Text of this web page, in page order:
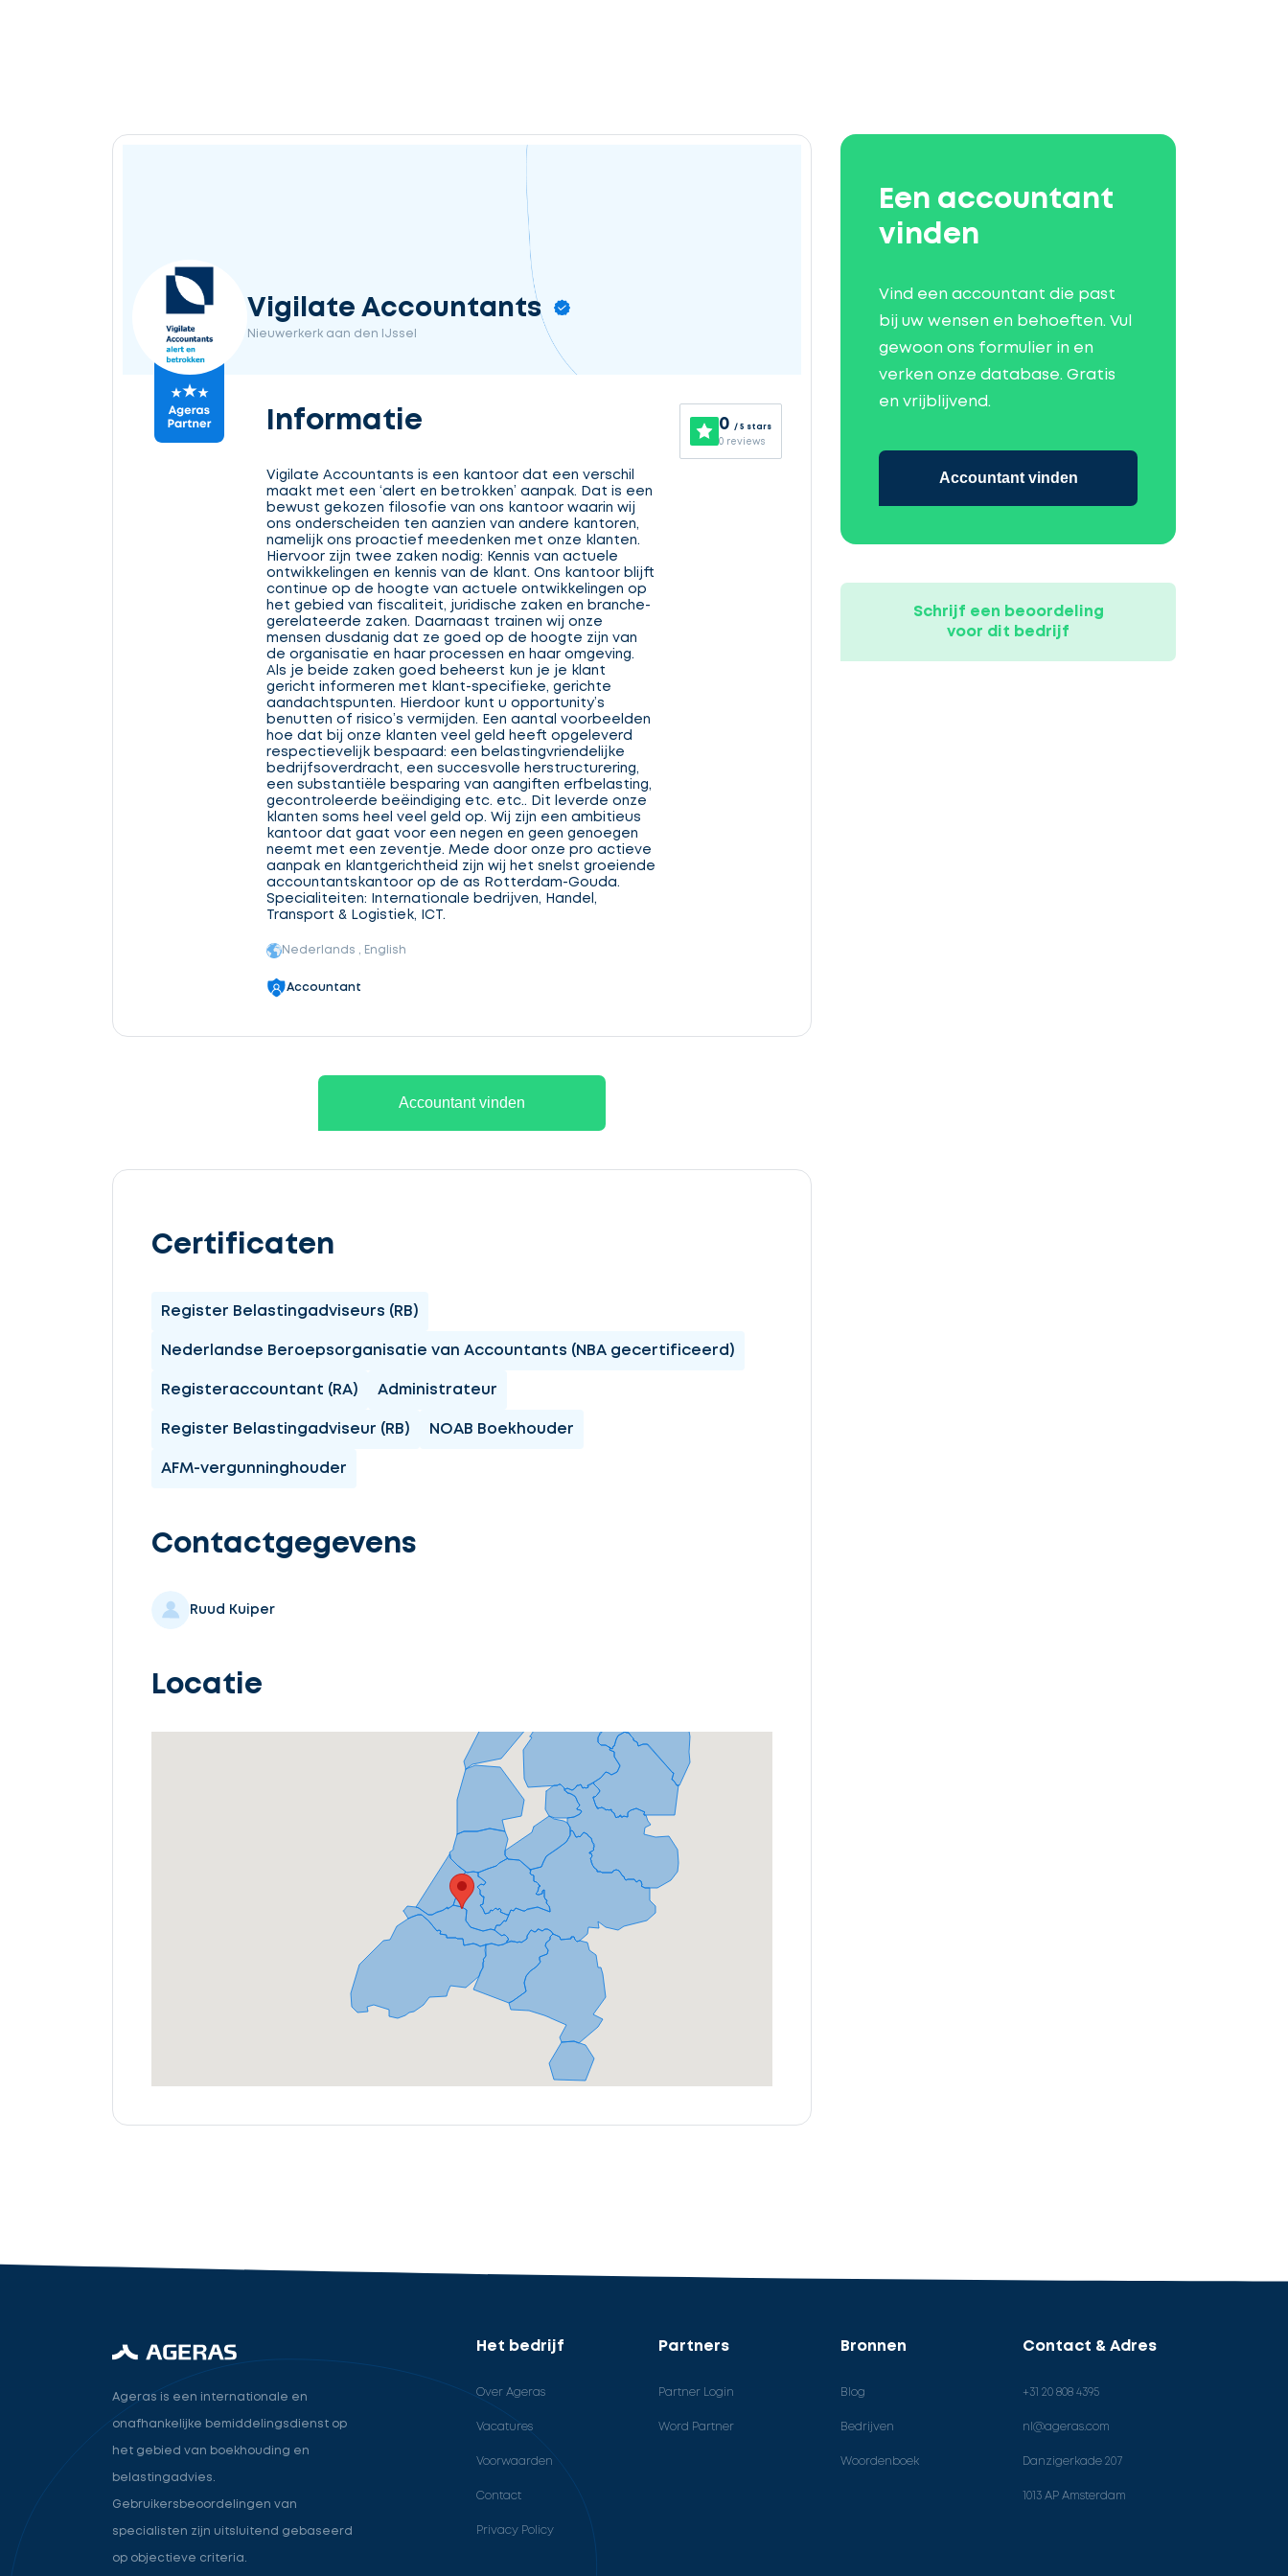
Vigilate Accountants
Nieuwerkerk aan den IJssel
0 / 5 stars
0 reviews
Informatie
Vigilate Accountants is een kantoor dat een verschil
maakt met een ‘alert en betrokken’ aanpak. Dat is een
bewust gekozen filosofie van ons kantoor waarin wij
ons onderscheiden ten aanzien van andere kantoren,
namelijk ons proactief meedenken met onze klanten.
Hiervoor zijn twee zaken nodig: Kennis van actuele
ontwikkelingen en kennis van de klant. Ons kantoor blijft
continue op de hoogte van actuele ontwikkelingen op
het gebied van fiscaliteit, juridische zaken en branche-
gerelateerde zaken. Daarnaast trainen wij onze
mensen dusdanig dat ze goed op de hoogte zijn van
de organisatie en haar processen en haar omgeving.
Als je beide zaken goed beheerst kun je je klant
gericht informeren met klant-specifieke, gerichte
aandachtspunten. Hierdoor kunt u opportunity’s
benutten of risico’s vermijden. Een aantal voorbeelden
hoe dat bij onze klanten veel geld heeft opgeleverd
respectievelijk bespaard: een belastingvriendelijke
bedrijfsoverdracht, een succesvolle herstructurering,
een substantiële besparing van aangiften erfbelasting,
gecontroleerde beëindiging etc. etc.. Dit leverde onze
klanten soms heel veel geld op. Wij zijn een ambitieus
kantoor dat gaat voor een negen en geen genoegen
neemt met een zeventje. Mede door onze pro actieve
aanpak en klantgerichtheid zijn wij het snelst groeiende
accountantskantoor op de as Rotterdam-Gouda.
Specialiteiten: Internationale bedrijven, Handel,
Transport & Logistiek, ICT.
Nederlands , English
Accountant
Accountant vinden
Certificaten
Register Belastingadviseurs (RB)
Nederlandse Beroepsorganisatie van Accountants (NBA gecertificeerd)
Registeraccountant (RA) Administrateur
Register Belastingadviseur (RB) NOAB Boekhouder
AFM-vergunninghouder
Contactgegevens
Ruud Kuiper
Locatie
Een accountant
vinden
Vind een accountant die past
bij uw wensen en behoeften. Vul
gewoon ons formulier in en
verken onze database. Gratis
en vrijblijvend.
Accountant vinden
Schrijf een beoordeling
voor dit bedrijf
Ontvang
cta_box.sub_headline
Ageras is een internationale en
onafhankelijke bemiddelingsdienst op
het gebied van boekhouding en
belastingadvies.
Gebruikersbeoordelingen van
specialisten zijn uitsluitend gebaseerd
op objectieve criteria.
Het bedrijf
Over Ageras
Vacatures
Voorwaarden
Contact
Privacy Policy
Partners
Partner Login
Word Partner
Bronnen
Blog
Bedrijven
Woordenboek
Contact & Adres
+31 20 808 4395
nl@ageras.com
Danzigerkade 207
1013 AP Amsterdam